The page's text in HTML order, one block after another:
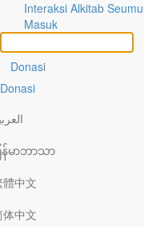
Interaksi Alkitab
Masuk
Donasi
Donasi
န်မာဘာသာ
體中文
体中文memampukan